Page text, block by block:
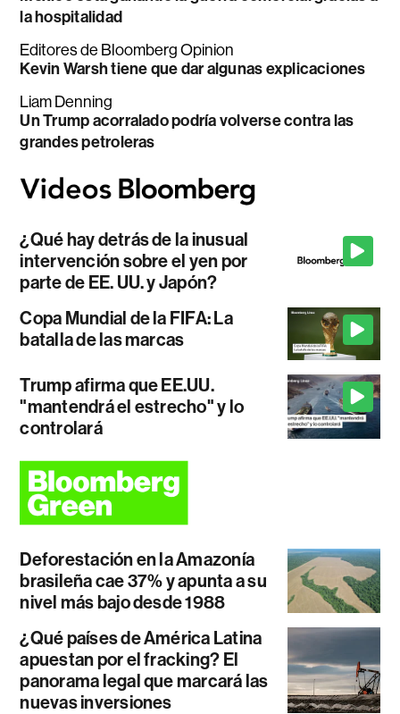
la hospitalidad
Editores de Bloomberg Opinion
Kevin Warsh tiene que dar algunas explicaciones
Liam Denning
Un Trump acorralado podría volverse contra las
grandes petroleras
¿Qué hay detrás de la inusual
intervención sobre el yen por
parte de EE. UU. y Japón?
Copa Mundial de la FIFA: La
batalla de las marcas
Trump afirma que EE.UU.
"mantendrá el estrecho" y lo
controlará
Deforestación en la Amazonía
brasileña cae 37% y apunta a su
nivel más bajo desde 1988
¿Qué países de América Latina
apuestan por el fracking? El
panorama legal que marcará las
nuevas inversiones